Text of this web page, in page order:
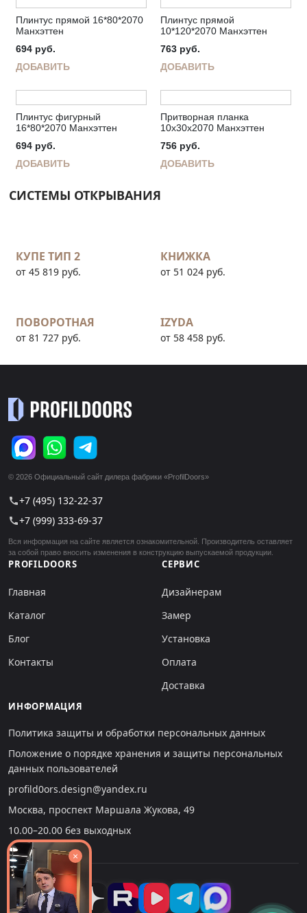
Плинтус прямой 16*80*2070
Манхэттен
694 руб.
ДОБАВИТЬ
Плинтус прямой
10*120*2070 Манхэттен
763 руб.
ДОБАВИТЬ
Плинтус фигурный
16*80*2070 Манхэттен
694 руб.
ДОБАВИТЬ
Притворная планка
10х30х2070 Манхэттен
756 руб.
ДОБАВИТЬ
СИСТЕМЫ ОТКРЫВАНИЯ
КУПЕ ТИП 2
от 45 819 руб.
КНИЖКА
от 51 024 руб.
ПОВОРОТНАЯ
от 81 727 руб.
IZYDA
от 58 458 руб.
© 2026 Официальный сайт дилера фабрики «ProfilDoors»
call+7 (495) 132-22-37
call+7 (999) 333-69-37
Вся информация на сайте является ознакомительной. Производитель оставляет
за собой право вносить изменения в конструкцию выпускаемой продукции.
PROFILDOORS
Главная
Каталог
Блог
Контакты
СЕРВИС
Дизайнерам
Замер
Установка
Оплата
Доставка
ИНФОРМАЦИЯ
Политика защиты и обработки персональных данных
Положение о порядке хранения и защиты персональных
данных пользователей
profild0ors.design@yandex.ru
Москва, проспект Маршала Жукова, 49
10.00–20.00 без выходных
×